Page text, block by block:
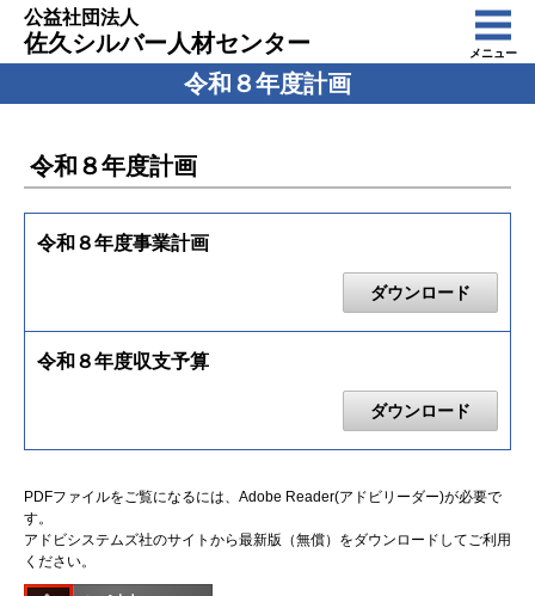
公益社団法人
佐久シルバー人材センター メニュー
令和８年度計画
令和８年度計画
令和８年度事業計画
ダウンロード
令和８年度収支予算
ダウンロード
PDFファイルをご覧になるには、Adobe Reader(アドビリーダー)が必要で
す。
アドビシステムズ社のサイトから最新版（無償）をダウンロードしてご利用
ください。